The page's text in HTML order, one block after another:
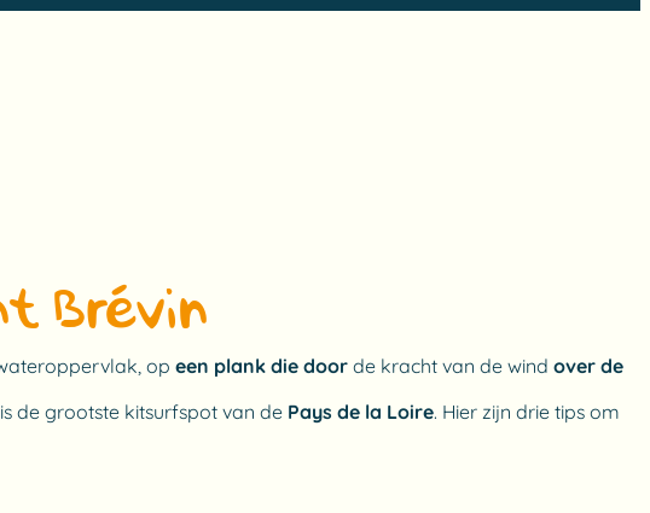
Brévin!
op een plank die door de kracht van de wind over de
, is de grootste kitsurfspot van de Pays de la Loire. Hier zijn drie tips om